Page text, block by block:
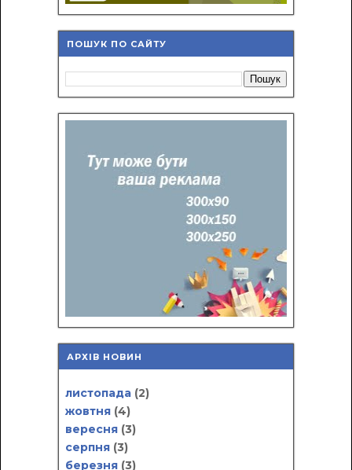
ПОШУК ПО САЙТУ
АРХІВ НОВИН
листопада (2)
жовтня (4)
вересня (3)
серпня (3)
березня (3)